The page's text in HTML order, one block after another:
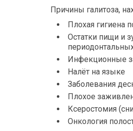
Причины галитоза,
Плохая гигиена
Остатки пищи и
Инфекционные
Налёт на языке
Заболевания
Плохое
Ксеростомия
Онкология